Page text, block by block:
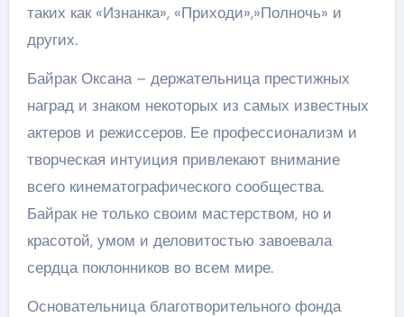
таких как «Изнанка», «Приходи»,»Полночь» и
других.
Байрак Оксана – держательница престижных
наград и знаком некоторых из самых известных
актеров и режиссеров. Ее профессионализм и
творческая интуиция привлекают внимание
всего кинематографического сообщества.
Байрак не только своим мастерством, но и
красотой, умом и деловитостью завоевала
сердца поклонников во всем мире.
Основательница благотворительного фонда